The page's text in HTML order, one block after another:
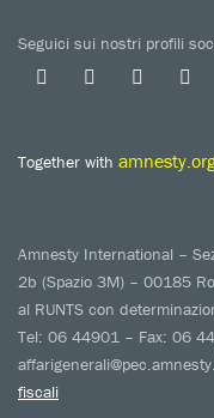
Seguici sui nostri profili
Together with
Amnesty International –
2b (Spazio 3M) – 00185
al RUNTS con
Tel: 06 44901 – Fax: 06
fiscali